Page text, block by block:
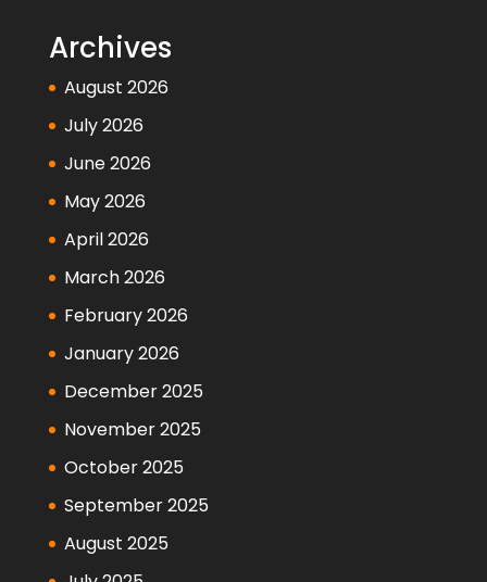
Archives
August 2026
July 2026
June 2026
May 2026
April 2026
March 2026
February 2026
January 2026
December 2025
November 2025
October 2025
September 2025
August 2025